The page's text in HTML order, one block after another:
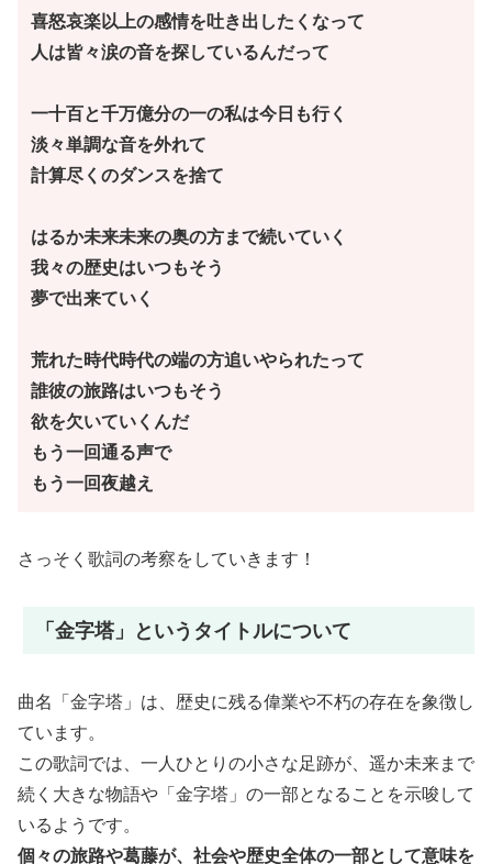
喜怒哀楽以上の感情を吐き出したくなって
人は皆々涙の音を探しているんだって
一十百と千万億分の一の私は今日も行く
淡々単調な音を外れて
計算尽くのダンスを捨て
はるか未来未来の奥の方まで続いていく
我々の歴史はいつもそう
夢で出来ていく
荒れた時代時代の端の方追いやられたって
誰彼の旅路はいつもそう
欲を欠いていくんだ
もう一回通る声で
もう一回夜越え
さっそく歌詞の考察をしていきます！
「金字塔」というタイトルについて
曲名「金字塔」は、歴史に残る偉業や不朽の存在を象徴し
ています。
この歌詞では、一人ひとりの小さな足跡が、遥か未来まで
続く大きな物語や「金字塔」の一部となることを示唆して
いるようです。
個々の旅路や葛藤が、社会や歴史全体の一部として意味を